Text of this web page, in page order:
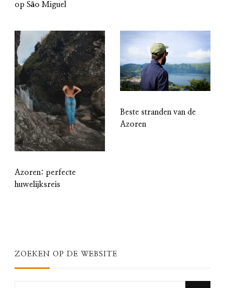
op São Miguel
Azoren: perfecte
huwelijksreis
Beste stranden van de
Azoren
ZOEKEN OP DE WEBSITE